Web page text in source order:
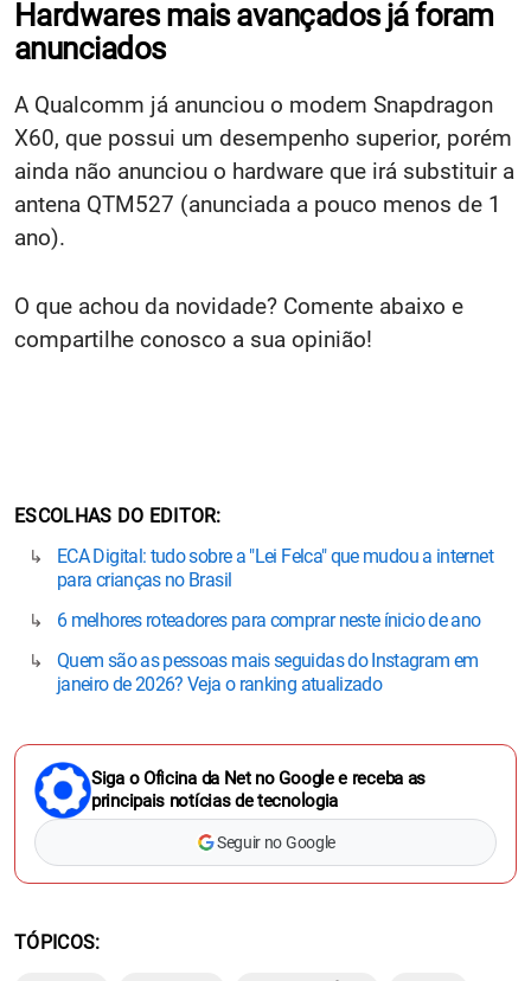
Hardwares mais avançados já foram
anunciados
A Qualcomm já anunciou o modem Snapdragon
X60, que possui um desempenho superior, porém
ainda não anunciou o hardware que irá substituir a
antena QTM527 (anunciada a pouco menos de 1
ano).
O que achou da novidade? Comente abaixo e
compartilhe conosco a sua opinião!
ESCOLHAS DO EDITOR
ECA Digital: tudo sobre a "Lei Felca" que mudou a internet
para crianças no Brasil
6 melhores roteadores para comprar neste ínicio de ano
Quem são as pessoas mais seguidas do Instagram em
janeiro de 2026? Veja o ranking atualizado
Siga o Oficina da Net no Google e receba as
principais notícias de tecnologia
Seguir no Google
TÓPICOS